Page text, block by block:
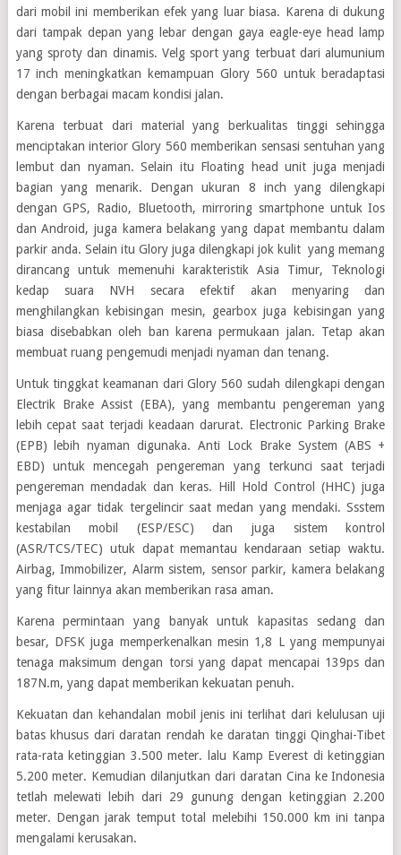
dari mobil ini memberikan efek yang luar biasa. Karena di dukung
dari tampak depan yang lebar dengan gaya eagle-eye head lamp
yang sproty dan dinamis. Velg sport yang terbuat dari alumunium
17 inch meningkatkan kemampuan Glory 560 untuk beradaptasi
dengan berbagai macam kondisi jalan.
Karena terbuat dari material yang berkualitas tinggi sehingga
menciptakan interior Glory 560 memberikan sensasi sentuhan yang
lembut dan nyaman. Selain itu Floating head unit juga menjadi
bagian yang menarik. Dengan ukuran 8 inch yang dilengkapi
dengan GPS, Radio, Bluetooth, mirroring smartphone untuk Ios
dan Android, juga kamera belakang yang dapat membantu dalam
parkir anda. Selain itu Glory juga dilengkapi jok kulit yang memang
dirancang untuk memenuhi karakteristik Asia Timur, Teknologi
kedap suara NVH secara efektif akan menyaring dan
menghilangkan kebisingan mesin, gearbox juga kebisingan yang
biasa disebabkan oleh ban karena permukaan jalan. Tetap akan
membuat ruang pengemudi menjadi nyaman dan tenang.
Untuk tinggkat keamanan dari Glory 560 sudah dilengkapi dengan
Electrik Brake Assist (EBA), yang membantu pengereman yang
lebih cepat saat terjadi keadaan darurat. Electronic Parking Brake
(EPB) lebih nyaman digunaka. Anti Lock Brake System (ABS +
EBD) untuk mencegah pengereman yang terkunci saat terjadi
pengereman mendadak dan keras. Hill Hold Control (HHC) juga
menjaga agar tidak tergelincir saat medan yang mendaki. Ssstem
kestabilan mobil (ESP/ESC) dan juga sistem kontrol
(ASR/TCS/TEC) utuk dapat memantau kendaraan setiap waktu.
Airbag, Immobilizer, Alarm sistem, sensor parkir, kamera belakang
yang fitur lainnya akan memberikan rasa aman.
Karena permintaan yang banyak untuk kapasitas sedang dan
besar, DFSK juga memperkenalkan mesin 1,8 L yang mempunyai
tenaga maksimum dengan torsi yang dapat mencapai 139ps dan
187N.m, yang dapat memberikan kekuatan penuh.
Kekuatan dan kehandalan mobil jenis ini terlihat dari kelulusan uji
batas khusus dari daratan rendah ke daratan tinggi Qinghai-Tibet
rata-rata ketinggian 3.500 meter. lalu Kamp Everest di ketinggian
5.200 meter. Kemudian dilanjutkan dari daratan Cina ke Indonesia
tetlah melewati lebih dari 29 gunung dengan ketinggian 2.200
meter. Dengan jarak temput total melebihi 150.000 km ini tanpa
mengalami kerusakan.